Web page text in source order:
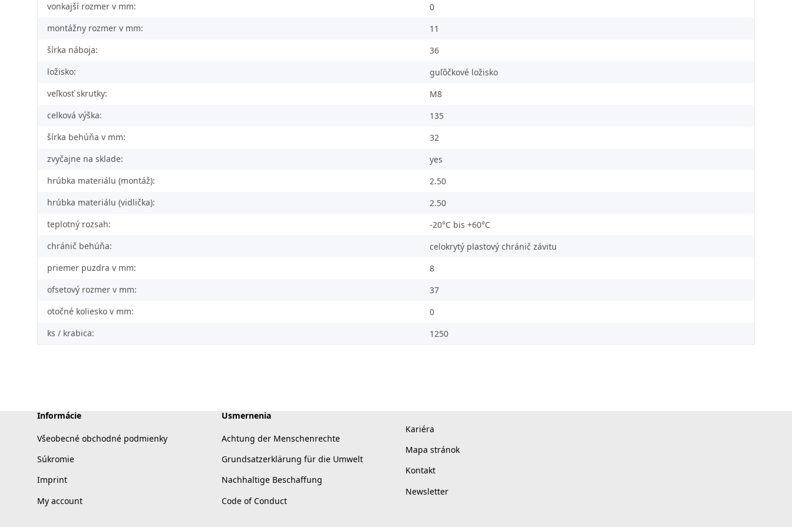
vonkajší rozmer v mm:
0
montážny rozmer v mm:
11
šírka náboja:
36
ložisko:
guľôčkové ložisko
veľkosť skrutky:
M8
celková výška:
135
šírka behúňa v mm:
32
zvyčajne na sklade:
yes
hrúbka materiálu (montáž):
2.50
hrúbka materiálu (vidlička):
2.50
teplotný rozsah:
-20°C bis +60°C
chránič behúňa:
celokrytý plastový chránič závitu
priemer puzdra v mm:
8
ofsetový rozmer v mm:
37
otočné koliesko v mm:
0
ks / krabica:
1250
Informácie
Všeobecné obchodné podmienky
Súkromie
Imprint
My account
Usmernenia
Achtung der Menschenrechte
Grundsatzerklärung für die Umwelt
Nachhaltige Beschaffung
Code of Conduct
Kariéra
Mapa stránok
Kontakt
Newsletter